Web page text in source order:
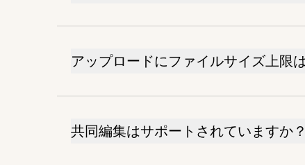
アップロードにファイルサイズ上限
共同編集はサポートされていますか？